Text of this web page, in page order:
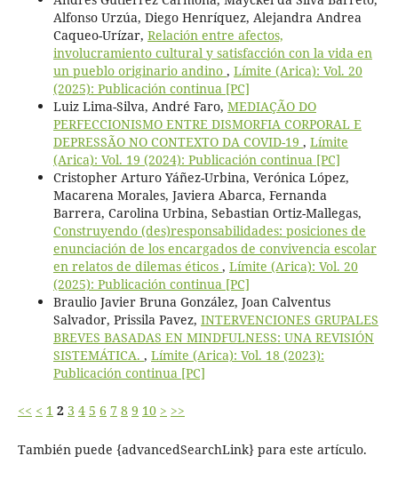
Alfonso Urzúa, Diego Henríquez, Alejandra Andrea
Caqueo-Urízar, Relación entre afectos,
involucramiento cultural y satisfacción con la vida en
un pueblo originario andino , Límite (Arica): Vol. 20
(2025): Publicación continua [PC]
Luiz Lima-Silva, André Faro, MEDIAÇÃO DO
PERFECCIONISMO ENTRE DISMORFIA CORPORAL E
DEPRESSÃO NO CONTEXTO DA COVID-19 , Límite
(Arica): Vol. 19 (2024): Publicación continua [PC]
Cristopher Arturo Yáñez-Urbina, Verónica López,
Macarena Morales, Javiera Abarca, Fernanda
Barrera, Carolina Urbina, Sebastian Ortiz-Mallegas,
Construyendo (des)responsabilidades: posiciones de
enunciación de los encargados de convivencia escolar
en relatos de dilemas éticos , Límite (Arica): Vol. 20
(2025): Publicación continua [PC]
Braulio Javier Bruna González, Joan Calventus
Salvador, Prissila Pavez, INTERVENCIONES GRUPALES
BREVES BASADAS EN MINDFULNESS: UNA REVISIÓN
SISTEMÁTICA. , Límite (Arica): Vol. 18 (2023):
Publicación continua [PC]
<< < 1 2 3 4 5 6 7 8 9 10 > >>
También puede {advancedSearchLink} para este artículo.